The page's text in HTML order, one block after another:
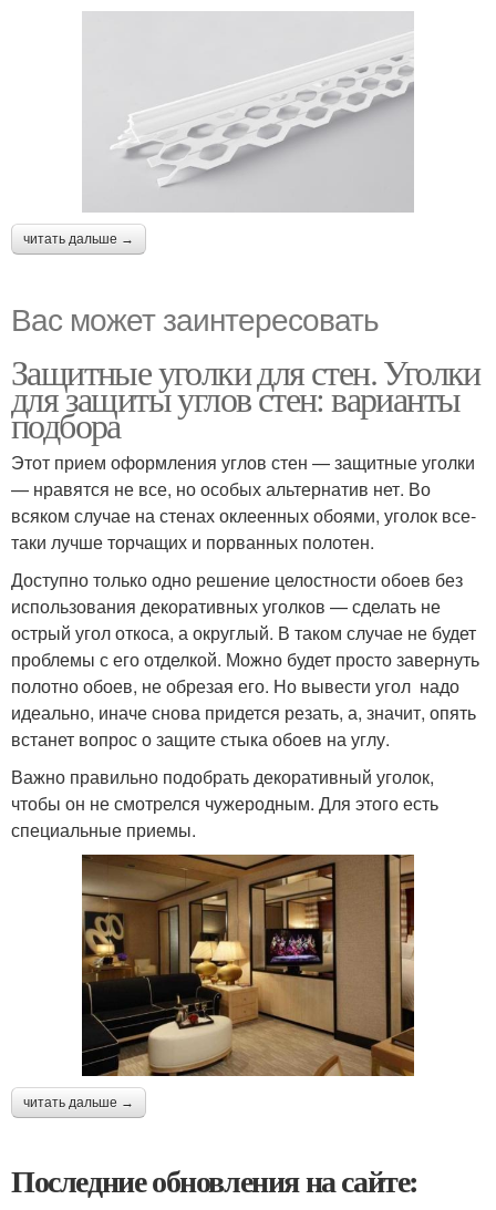
читать дальше →
Вас может заинтересовать
Защитные уголки для стен. Уголки
для защиты углов стен: варианты
подбора
Этот прием оформления углов стен — защитные уголки
— нравятся не все, но особых альтернатив нет. Во
всяком случае на стенах оклеенных обоями, уголок все-
таки лучше торчащих и порванных полотен.
Доступно только одно решение целостности обоев без
использования декоративных уголков — сделать не
острый угол откоса, а округлый. В таком случае не будет
проблемы с его отделкой. Можно будет просто завернуть
полотно обоев, не обрезая его. Но вывести угол надо
идеально, иначе снова придется резать, а, значит, опять
встанет вопрос о защите стыка обоев на углу.
Важно правильно подобрать декоративный уголок,
чтобы он не смотрелся чужеродным. Для этого есть
специальные приемы.
читать дальше →
Последние обновления на сайте: